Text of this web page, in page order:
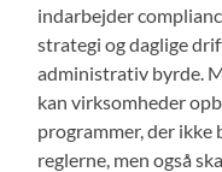
indarbejder
strategi og daglige
administrativ byrde.
kan virksomheder
programmer, der
reglerne, men også